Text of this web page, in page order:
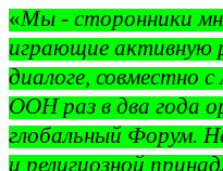
«Мы - сторонники
играющие активную
диалоге, совместно
ООН раз в два года
глобальный Форум.
и религиозной